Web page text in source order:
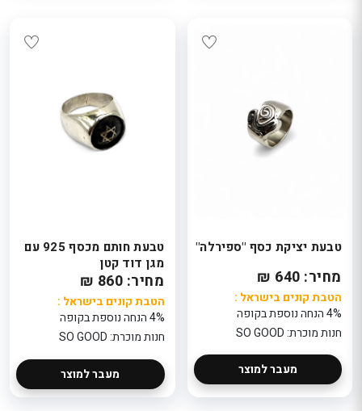
טבעת יציקת כסף "ספירלה"
מחיר: 640 ₪
הטבת קונים בישראל :
4% הנחה נוספת בקופה
חנות מוכרת: SO GOOD
מעבר למוצר
טבעת חותם מכסף 925 עם
מגן דוד קטן
מחיר: 860 ₪
הטבת קונים בישראל :
4% הנחה נוספת בקופה
חנות מוכרת: SO GOOD
מעבר למוצר